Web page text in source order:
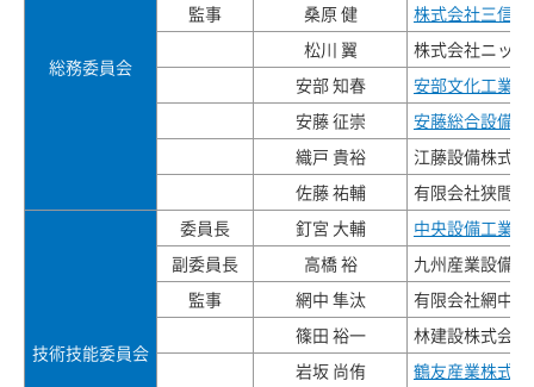
総務委員会
監事
桑原 健
株式会社三信
松川 翼
株式会社ニッ
安部 知春
安部文化工業
安藤 征崇
安藤総合設備
織戸 貴裕
江藤設備株式
佐藤 祐輔
有限会社狭間
技術技能委員会
委員長 釘宮 大輔
中央設備工業
副委員長
高橋 裕
九州産業設備
監事
網中 隼汰
有限会社網中
篠田 裕一
林建設株式会社
岩坂 尚侑
鶴友産業株式